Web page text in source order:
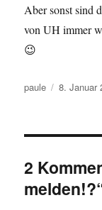
Aber sonst sind
von UH immer
😉
Autor
paule 8. Januar
2